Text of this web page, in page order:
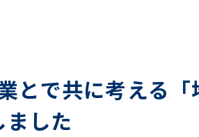
とで共に考える
した